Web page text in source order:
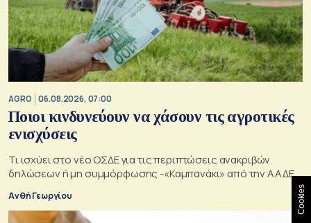
AGRO 06.08.2026, 07:00
Ποιοι κινδυνεύουν να χάσουν τις αγροτικές
ενισχύσεις
Τι ισχύει στο νέο ΟΣΔΕ για τις περιπτώσεις ανακριβών
δηλώσεων ή μη συμμόρφωσης -«Καμπανάκι» από την ΑΑΔΕ
Ανθή Γεωργίου Cookies